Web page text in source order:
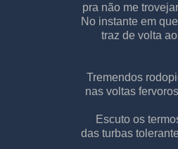
pra não me
No instante em
traz de volta
Tremendos
nas voltas
Escuto os
das turbas